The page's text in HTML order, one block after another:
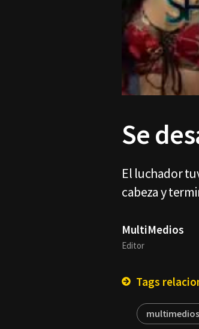
Se
El luchador
cabeza y
MultiMedios
Editor
Tags